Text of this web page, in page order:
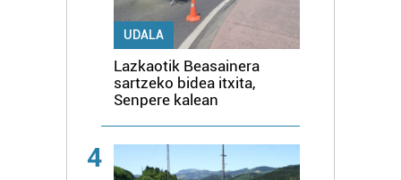
UDALA
Lazkaotik Beasainera
sartzeko bidea itxita,
Senpere kalean
4